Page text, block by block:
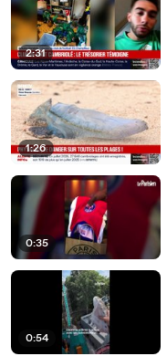
2:31
1:26
0:35
0:54